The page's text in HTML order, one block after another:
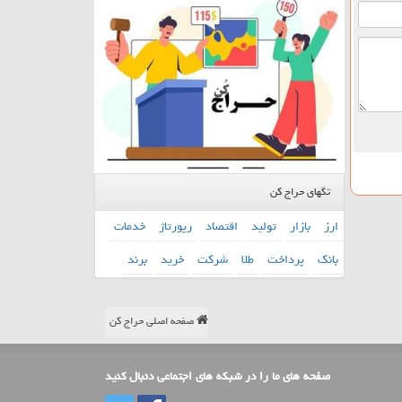
تگهای حراج کن
ارز بازار تولید اقتصاد رپورتاژ خدمات
بانك پرداخت طلا شركت خرید برند
صفحه اصلی حراج کن
صفحه های ما را در شبکه های اجتماعی دنبال کنید